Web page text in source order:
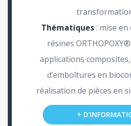
Thématiques: mise en
résines
applications
d’emboîtures en
réalisation de pièces en
+